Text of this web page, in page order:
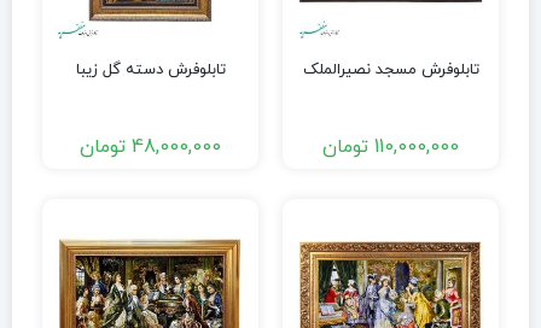
تابلوفرش مسجد نصیرالملک
110,000,000 تومان
تابلوفرش دسته گل زیبا
48,000,000 تومان